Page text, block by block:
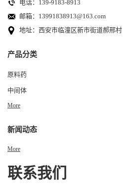
电话：139-9183-8913
邮箱： 13991838913@163.com
地址：西安市临潼区新市街道郝邢村
产品分类
原料药
中间体
More
新闻动态
More
联系我们